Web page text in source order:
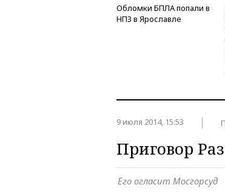
Обломки БПЛА попали в
НПЗ в Ярославле
9 июля 2014, 15:53
Приговор
Его огласит Мосгорсуд